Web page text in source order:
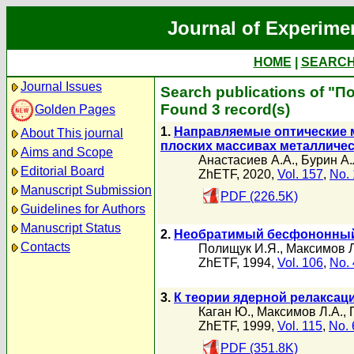
Journal of
HOME
Journal Issues
Golden Pages
About This journal
Aims and Scope
Editorial Board
Manuscript Submission
Guidelines for Authors
Manuscript Status
Contacts
Search publications of
Found 3 record(s)
1. Направляемые
плоских массивах
Анастасиев А.А., Бурин
ZhETF, 2020, Vol. 157, No.
PDF (226.5K)
2. Необратимый
Полищук И.Я., Максимов
ZhETF, 1994, Vol. 106, No.
3. К теории ядерной
Каган Ю., Максимов Л.А.,
ZhETF, 1999, Vol. 115, No.
PDF (351.8K)